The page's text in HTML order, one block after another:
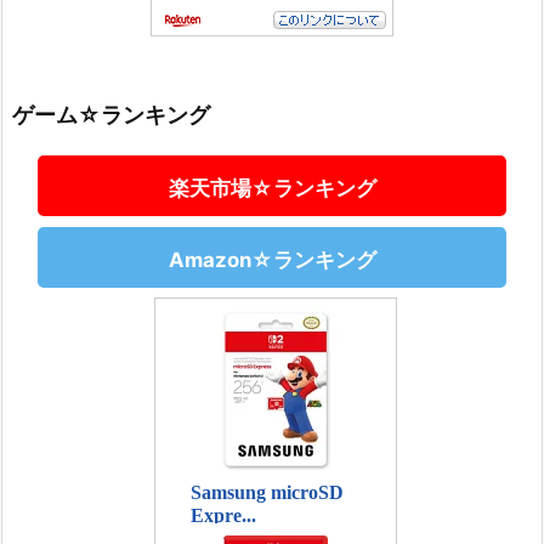
ゲーム☆ランキング
楽天市場☆ランキング
Amazon☆ランキング